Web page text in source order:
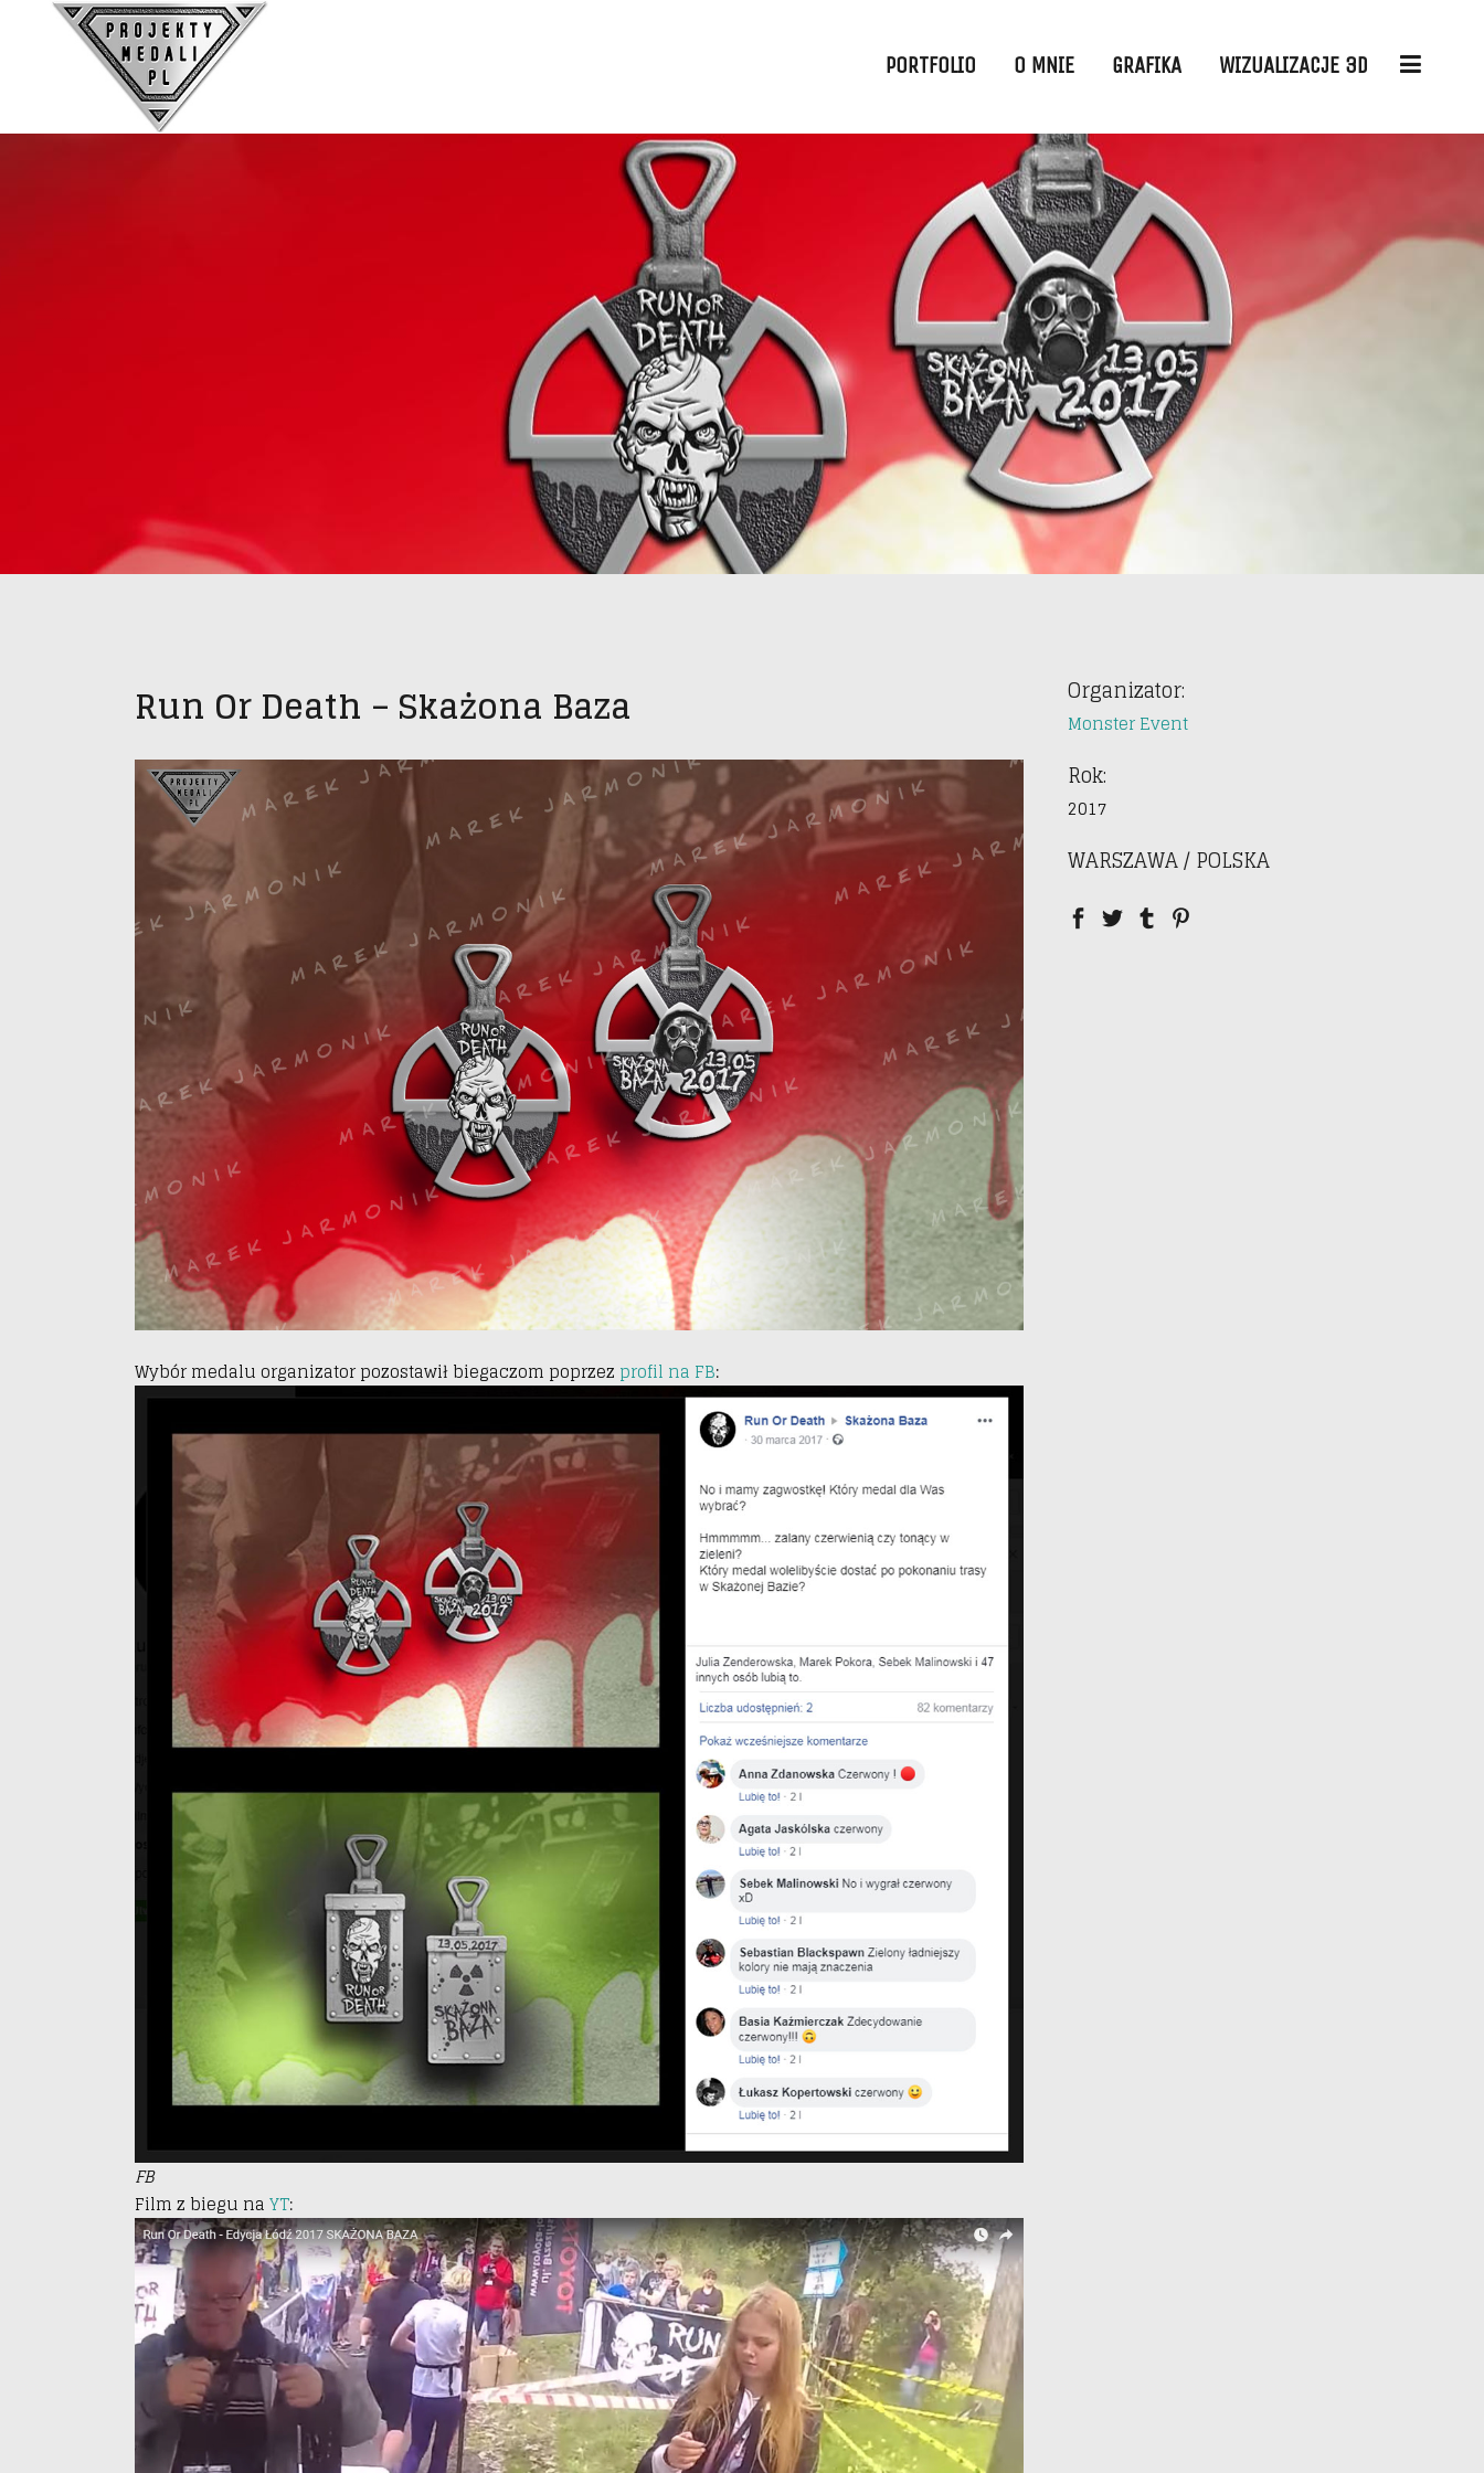
PORTFOLIO O MNIE GRAFIKA WIZUALIZACJE 3D
Run Or Death – Skażona Baza
Wybór medalu organizator pozostawił biegaczom poprzez profil na FB:
FB
Film z biegu naYT:
Organizator:
Monster Event
Rok:
2017
WARSZAWA / POLSKA